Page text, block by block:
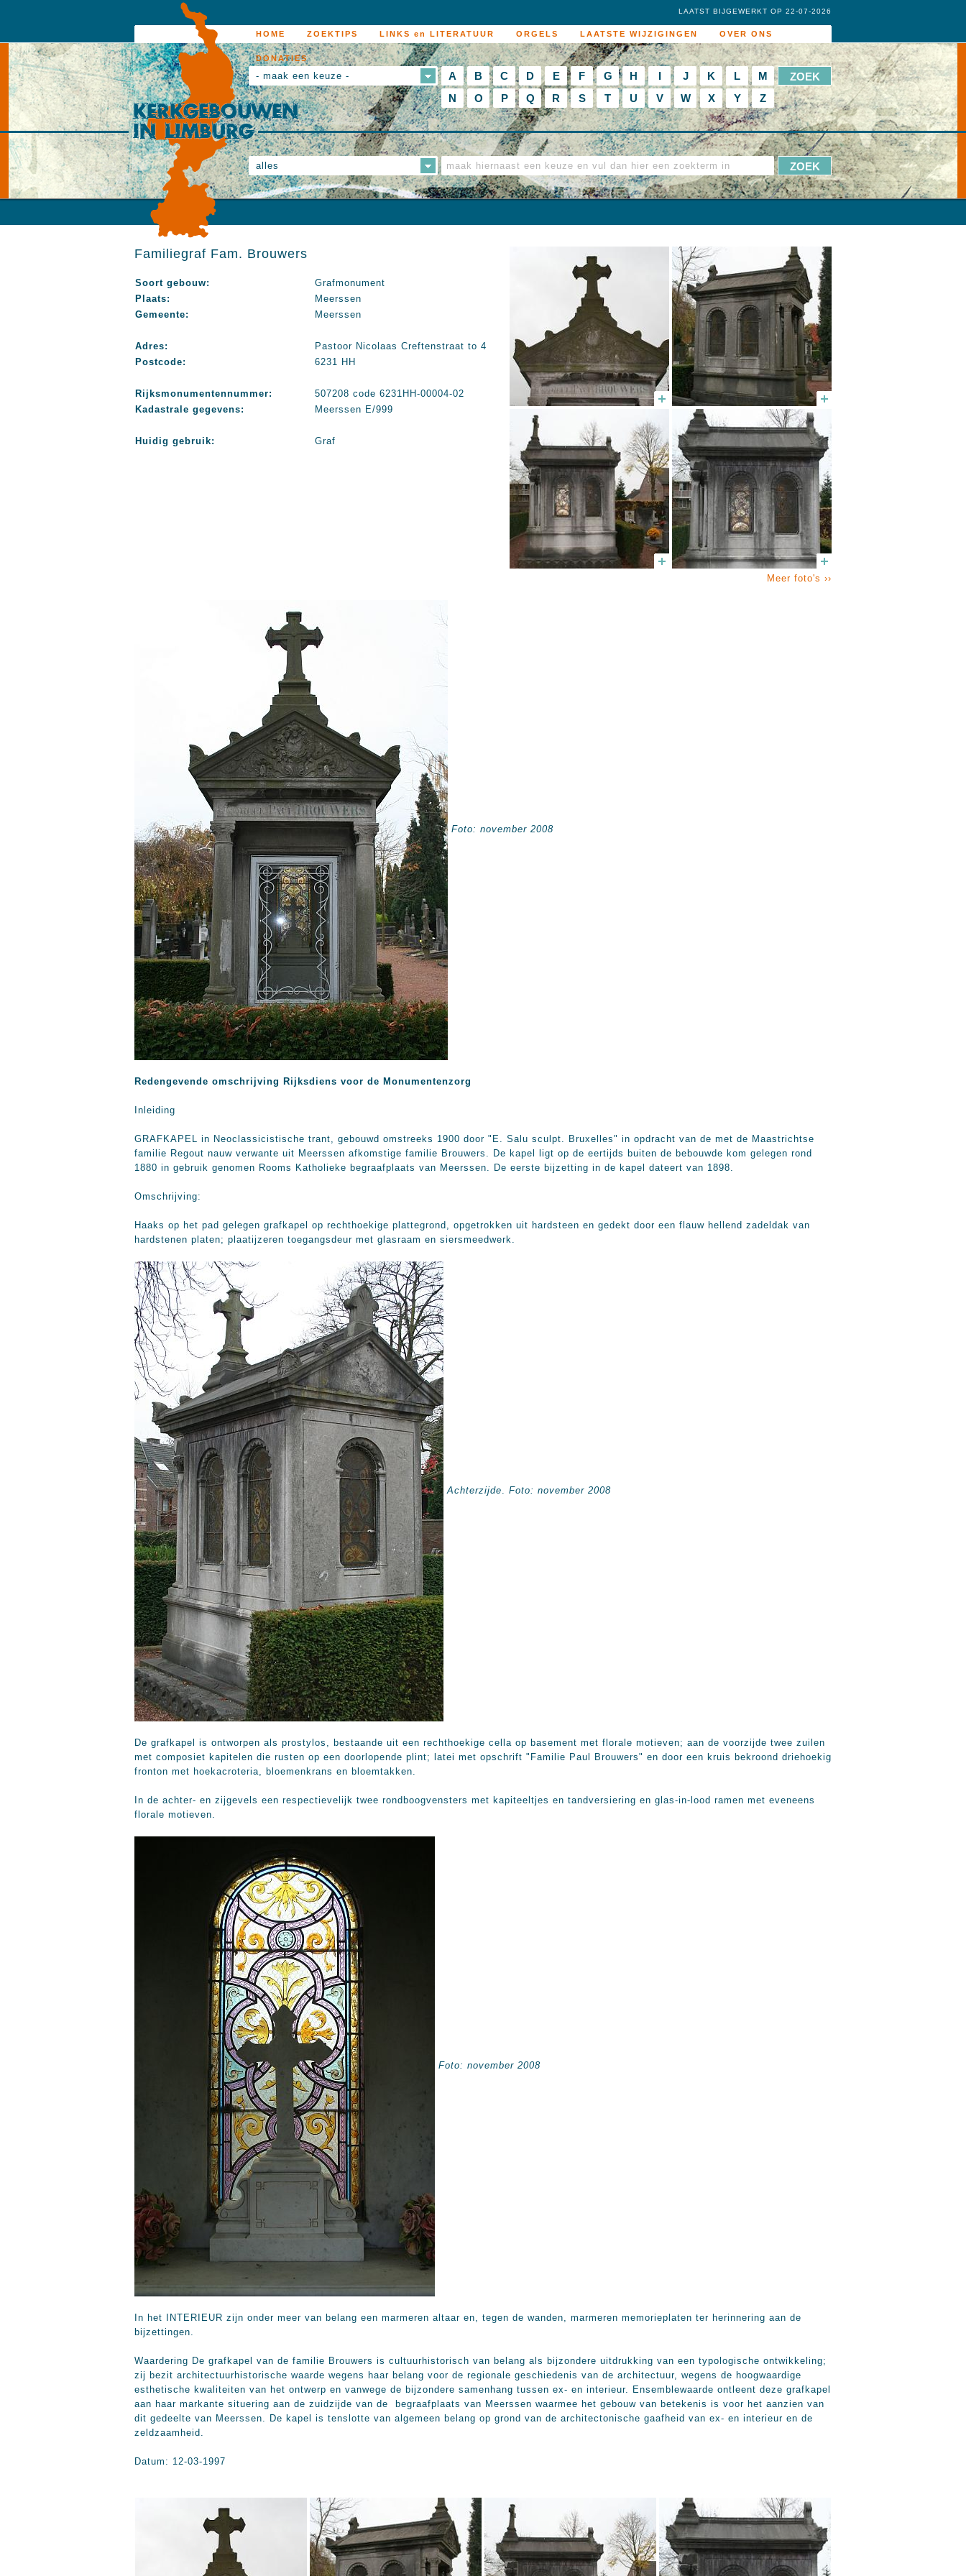
HOME ZOEKTIPS LINKS en LITERATUUR ORGELS LAATSTE WIJZIGINGEN OVER ONS
DONATIES
LAATST BIJGEWERKT OP 22-07-2026
- maak een keuze - A B C D E F G H I J K L
M
N
O P Q R S T U V W X Y Z
alles
Familiegraf Fam. Brouwers
Soort gebouw:
Grafmonument
Plaats:
Meerssen
Gemeente:
Meerssen
Adres:
Pastoor Nicolaas Creftenstraat to 4
Postcode:
6231 HH
Rijksmonumentennummer:
507208 code 6231HH-00004-02
Kadastrale gegevens:
Meerssen E/999
Huidig gebruik: Graf
Meer foto's ››
Foto: november 2008
Redengevende omschrijving Rijksdiens voor de Monumentenzorg
Inleiding
GRAFKAPEL in Neoclassicistische trant, gebouwd omstreeks 1900 door "E. Salu sculpt. Bruxelles" in opdracht van de met de Maastrichtse
familie Regout nauw verwante uit Meerssen afkomstige familie Brouwers. De kapel ligt op de eertijds buiten de bebouwde kom gelegen rond
1880 in gebruik genomen Rooms Katholieke begraafplaats van Meerssen. De eerste bijzetting in de kapel dateert van 1898.
Omschrijving:
Haaks op het pad gelegen grafkapel op rechthoekige plattegrond, opgetrokken uit hardsteen en gedekt door een flauw hellend zadeldak van
hardstenen platen; plaatijzeren toegangsdeur met glasraam en siersmeedwerk.
Achterzijde. Foto: november 2008
De grafkapel is ontworpen als prostylos, bestaande uit een rechthoekige cella op basement met florale motieven; aan de voorzijde twee zuilen
met composiet kapitelen die rusten op een doorlopende plint; latei met opschrift "Familie Paul Brouwers" en door een kruis bekroond driehoekig
fronton met hoekacroteria, bloemenkrans en bloemtakken.
In de achter- en zijgevels een respectievelijk twee rondboogvensters met kapiteeltjes en tandversiering en glas-in-lood ramen met eveneens
florale motieven.
Foto: november 2008
In het INTERIEUR zijn onder meer van belang een marmeren altaar en, tegen de wanden, marmeren memorieplaten ter herinnering aan de
bijzettingen.
Waardering De grafkapel van de familie Brouwers is cultuurhistorisch van belang als bijzondere uitdrukking van een typologische ontwikkeling;
zij bezit architectuurhistorische waarde wegens haar belang voor de regionale geschiedenis van de architectuur, wegens de hoogwaardige
esthetische kwaliteiten van het ontwerp en vanwege de bijzondere samenhang tussen ex- en interieur. Ensemblewaarde ontleent deze grafkapel
aan haar markante situering aan de zuidzijde van de begraafplaats van Meerssen waarmee het gebouw van betekenis is voor het aanzien van
dit gedeelte van Meerssen. De kapel is tenslotte van algemeen belang op grond van de architectonische gaafheid van ex- en interieur en de
zeldzaamheid.
Datum: 12-03-1997